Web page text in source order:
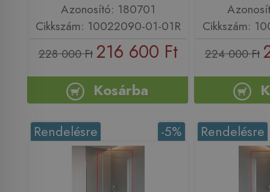
Azonosító: 180701
Cikkszám: 10022090-01-01R
228 000 Ft 216 600 Ft
Kosárba
Cikkszám:
224 000 Ft
-5%
Rendelésre Rendelésre